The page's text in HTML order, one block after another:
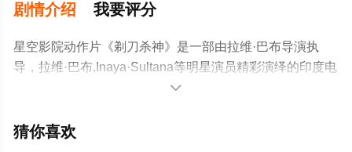
剧情介绍 我要评分
星空影院动作片《剃刀杀神》是一部由拉维·巴布导演执
导，拉维·巴布,Inaya·Sultana等明星演员精彩演绎的印度电
影，手机免费观看高清无删减完整版电影大全就上星空电
等平台了解。

猜你喜欢